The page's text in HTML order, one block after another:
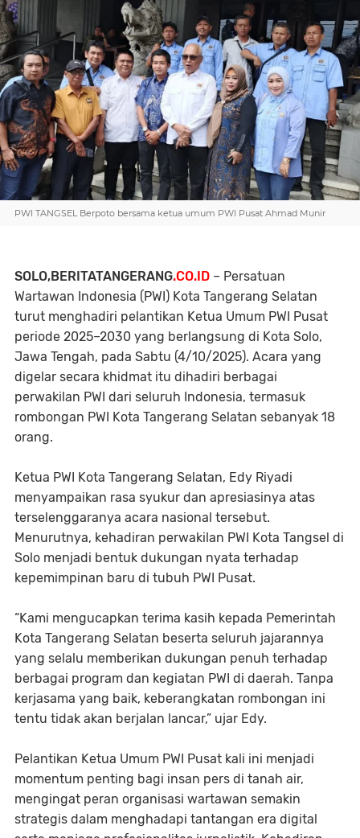
PWI TANGSEL Berpoto bersama ketua umum PWI Pusat Ahmad Munir
SOLO,BERITATANGERANG.CO.ID – Persatuan
Wartawan Indonesia (PWI) Kota Tangerang Selatan
turut menghadiri pelantikan Ketua Umum PWI Pusat
periode 2025–2030 yang berlangsung di Kota Solo,
Jawa Tengah, pada Sabtu (4/10/2025). Acara yang
digelar secara khidmat itu dihadiri berbagai
perwakilan PWI dari seluruh Indonesia, termasuk
rombongan PWI Kota Tangerang Selatan sebanyak 18
orang.
Ketua PWI Kota Tangerang Selatan, Edy Riyadi
menyampaikan rasa syukur dan apresiasinya atas
terselenggaranya acara nasional tersebut.
Menurutnya, kehadiran perwakilan PWI Kota Tangsel di
Solo menjadi bentuk dukungan nyata terhadap
kepemimpinan baru di tubuh PWI Pusat.
“Kami mengucapkan terima kasih kepada Pemerintah
Kota Tangerang Selatan beserta seluruh jajarannya
yang selalu memberikan dukungan penuh terhadap
berbagai program dan kegiatan PWI di daerah. Tanpa
kerjasama yang baik, keberangkatan rombongan ini
tentu tidak akan berjalan lancar,” ujar Edy.
Pelantikan Ketua Umum PWI Pusat kali ini menjadi
momentum penting bagi insan pers di tanah air,
mengingat peran organisasi wartawan semakin
strategis dalam menghadapi tantangan era digital